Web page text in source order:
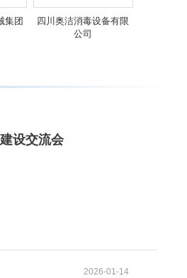
集团
四川奥洁消毒设备有限
公司
设交流会
2026-01-14